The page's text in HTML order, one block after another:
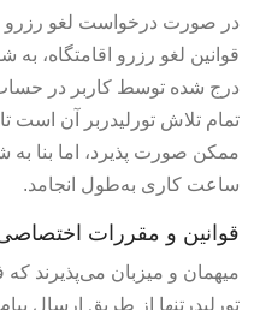
در صورت درخواست لغو رزرو
قوانین لغو رزرو اقامتگاه،
درج شده توسط کاربر در
تمام تلاش تورلیدربر آن است
ساعت کاری به‌طول انجامد.
قوانین و مقررات
میهمان و میزبان می‌پذیرند که
تورلیدرتنها از طریق ارسال